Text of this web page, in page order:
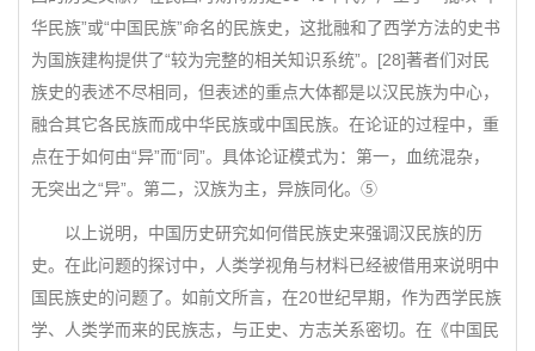
华民族”或“中国民族”命名的民族史，这批融和了西学方法的史书
为国族建构提供了“较为完整的相关知识系统”。[28]著者们对民
族史的表述不尽相同，但表述的重点大体都是以汉民族为中心，
融合其它各民族而成中华民族或中国民族。在论证的过程中，重
点在于如何由“异”而“同”。具体论证模式为：第一，血统混杂，
无突出之“异”。第二，汉族为主，异族同化。⑤
以上说明，中国历史研究如何借民族史来强调汉民族的历
史。在此问题的探讨中，人类学视角与材料已经被借用来说明中
国民族史的问题了。如前文所言，在20世纪早期，作为西学民族
学、人类学而来的民族志，与正史、方志关系密切。在《中国民